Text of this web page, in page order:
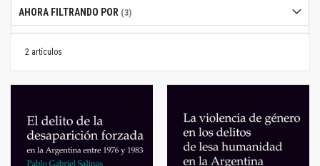
2 artículos
AHORA FILTRANDO POR